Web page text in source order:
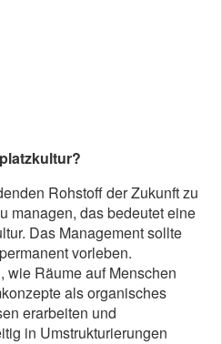
Rohstoff der Zukunft zu
managen, das bedeutet eine
Das Management sollte
vorleben.
wie Räume auf Menschen
als organisches
erarbeiten und
in Umstrukturierungen